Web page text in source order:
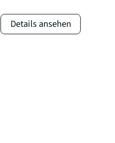
Köln. Dieses Business-
Details ansehen